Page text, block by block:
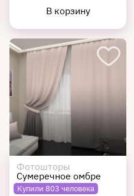
В корзину
Фотошторы
Сумеречное омбре
Купили 803 человека